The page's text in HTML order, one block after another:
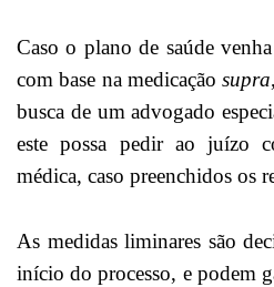
Caso o plano de saúde
com base na medicaçãosupra
busca de um advogado
este possa pedir ao juízo
médica, caso preenchidos os
As medidas liminares são
início do processo, e podem